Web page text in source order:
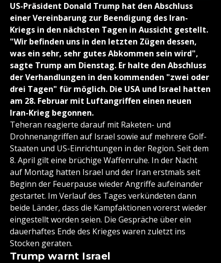
US-Präsident Donald Trump hat den Abschluss
einer Vereinbarung zur Beendigung des Iran-
Kriegs in den nächsten Tagen in Aussicht gestellt.
"Wir befinden uns in den letzten Zügen dessen,
was ein sehr, sehr gutes Abkommen sein wird",
sagte Trump am Dienstag. Er halte den Abschluss
der Verhandlungen in den kommenden "zwei oder
drei Tagen" für möglich. Die USA und Israel hatten
am 28. Februar mit Luftangriffen einen neuen
Iran-Krieg begonnen.
Teheran reagierte darauf mit Raketen- und
Drohnenangriffen auf Israel sowie auf mehrere Golf-
Staaten und US-Einrichtungen in der Region. Seit dem
8. April gilt eine brüchige Waffenruhe. In der Nacht
auf Montag hatten Israel und der Iran erstmals seit
Beginn der Feuerpause wieder Angriffe aufeinander
gestartet. Im Verlauf des Tages verkündeten dann
beide Länder, dass die Kampfaktionen vorerst wieder
eingestellt worden seien. Die Gespräche über ein
dauerhaftes Ende des Krieges waren zuletzt ins
Stocken geraten.
Trump warnt Israel